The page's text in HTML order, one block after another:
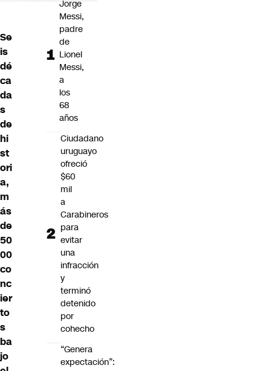
Se
is
dé
ca
da
s
de
hi
st
ori
a,
m
ás
de
50
00
co
nc
ier
to
s
ba
jo
Jorge
Messi,
padre
de
Lionel
Messi,
a
los
68
años
Ciudadano
uruguayo
ofreció
$60
mil
a
Carabineros
para
evitar
una
infracción
y
terminó
detenido
por
cohecho
“Genera
expectación”: